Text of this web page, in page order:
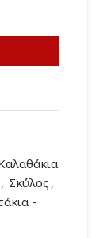
, Σκύλος ,
-